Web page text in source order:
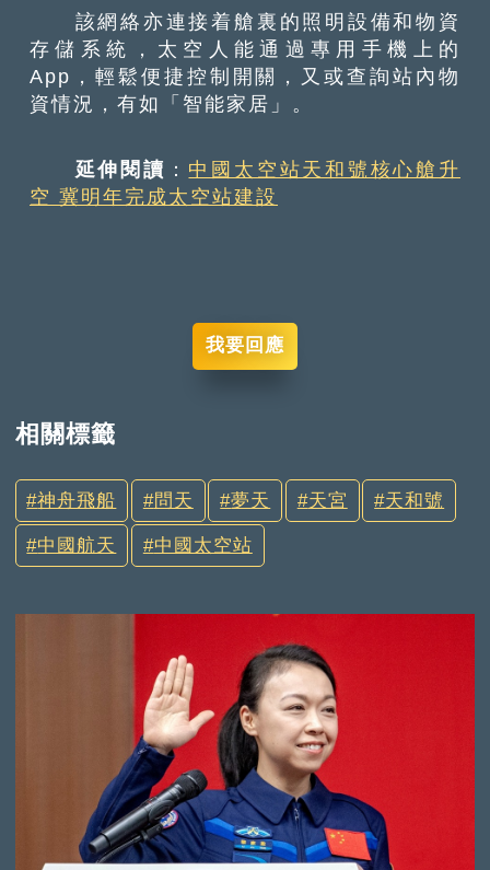
該網絡亦連接着艙裏的照明設備和物資
存儲系統，太空人能通過專用手機上的
App，輕鬆便捷控制開關，又或查詢站內物
資情況，有如「智能家居」。
延伸閱讀 ： 中國太空站天和號核心艙升
空 冀明年完成太空站建設
我要回應
相關標籤
神舟飛船 問天 夢天 天宮 天和號
中國航天 中國太空站